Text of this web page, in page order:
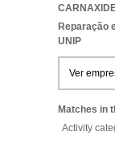
Reparação
UNIP
Ver
Matches in
Activity